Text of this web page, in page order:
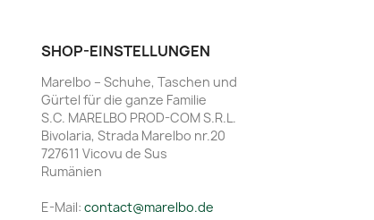
SHOP-EINSTELLUNGEN
Marelbo – Schuhe, Taschen und
Gürtel für die ganze Familie
S.C. MARELBO PROD-COM S.R.L.
Bivolaria, Strada Marelbo nr.20
727611 Vicovu de Sus
Rumänien
E-Mail: contact@marelbo.de